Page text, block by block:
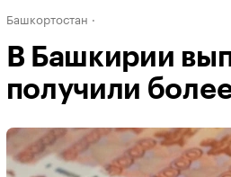
Башкортостан
В Башкирии
получили